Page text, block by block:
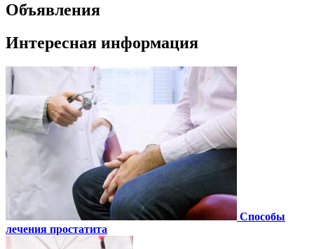
Объявления
Интересная информация
Способы
лечения простатита